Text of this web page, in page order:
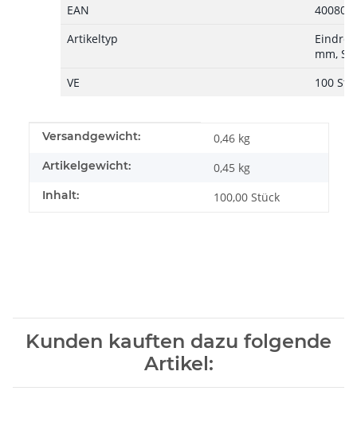
EAN
Artikeltyp
mm,
VE
100 St.
Produkteigenschaft
Wert
Versandgewicht: 0,46 kg
Artikelgewicht: 0,45 kg
Inhalt: 100,00 Stück
Kunden kauften dazu folgende
Artikel: